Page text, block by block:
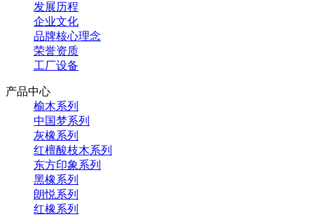
发展历程
企业文化
品牌核心理念
荣誉资质
工厂设备
产品中心
榆木系列
中国梦系列
灰橡系列
红檀酸枝木系列
东方印象系列
黑橡系列
朗悦系列
红橡系列